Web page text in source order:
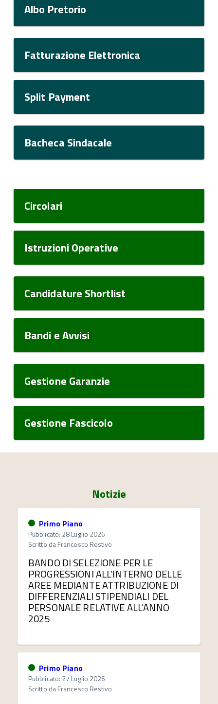
Albo Pretorio
Fatturazione Elettronica
Split Payment
Bacheca Sindacale
Circolari
Istruzioni Operative
Candidature Shortlist
Bandi e Avvisi
Gestione Garanzie
Gestione Fascicolo
Notizie
Primo Piano
Pubblicato: 28 Luglio 2026
Scritto daFrancesco Restivo
BANDO DI SELEZIONE PER LE
PROGRESSIONI ALL’INTERNO DELLE
AREE MEDIANTE ATTRIBUZIONE DI
DIFFERENZIALI STIPENDIALI DEL
PERSONALE RELATIVE ALL’ANNO
2025
Primo Piano
Pubblicato: 27 Luglio 2026
Scritto daFrancesco Restivo